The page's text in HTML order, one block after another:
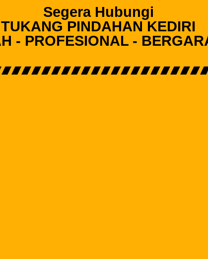
Segera Hubungi
TUKANG PINDAHAN KEDIRI
- PROFESIONAL -